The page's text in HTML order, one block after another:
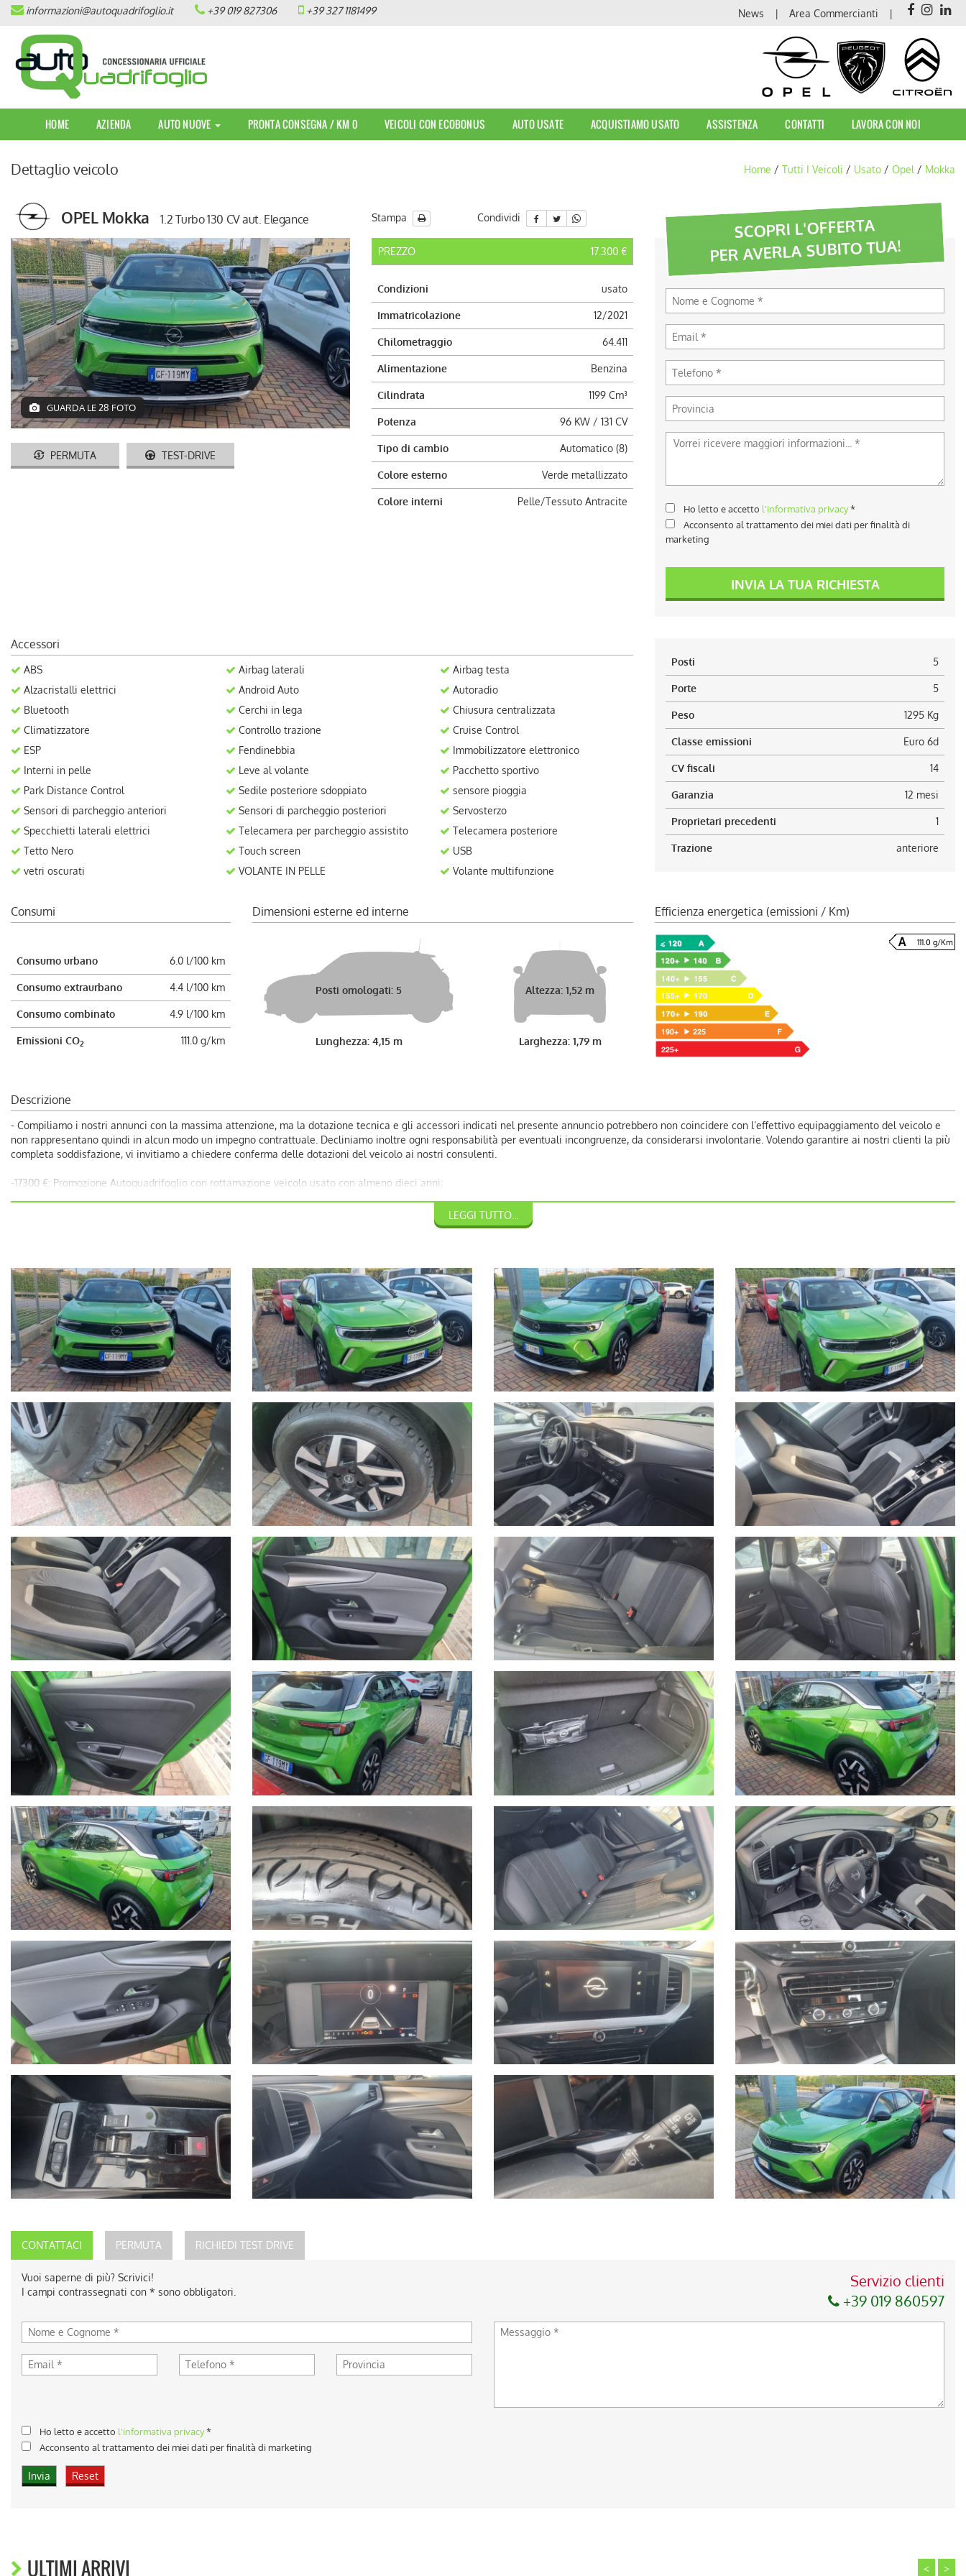
HOME
AZIENDA
OPEL
PEUGEOT
CITROEN
PRONTA CONSEGNA / KM 0
VEICOLI CON ECOBONUS
AUTO USATE
ACQUISTIAMO USATO
ASSISTENZA
CONTATTI
informazioni@autoquadrifoglio.it +39 019 827306 +39 327 1181499 News Area Commercianti
HOME AZIENDA AUTO NUOVE PRONTA CONSEGNA / KM 0 VEICOLI CON ECOBONUS AUTO USATE ACQUISTIAMO USATO ASSISTENZA CONTATTI LAVORA CON NOI
Dettaglio veicolo Home / Tutti I Veicoli / Usato / Opel / Mokka
OPEL Mokka 1.2 Turbo 130 CV aut. Elegance Stampa Condividi
GUARDA LE 28 FOTO
PERMUTA TEST-DRIVE
PREZZO 17.300 €
Condizioni usato
Immatricolazione 12/2021
Chilometraggio 64.411
Alimentazione Benzina
Cilindrata 1199 Cm³
Potenza 96 KW / 131 CV
Tipo di cambio Automatico (8)
Colore esterno Verde metallizzato
Colore interni Pelle/Tessuto Antracite
SCOPRI L'OFFERTA
PER AVERLA SUBITO TUA!
Ho letto e accetto l'informativa privacy*
Acconsento al trattamento dei miei dati per finalità di
marketing
INVIA LA TUA RICHIESTA
Accessori
ABS
Alzacristalli elettrici
Bluetooth
Climatizzatore
ESP
Interni in pelle
Park Distance Control
Sensori di parcheggio anteriori
Specchietti laterali elettrici
Tetto Nero
vetri oscurati
Airbag laterali
Android Auto
Cerchi in lega
Controllo trazione
Fendinebbia
Leve al volante
Sedile posteriore sdoppiato
Sensori di parcheggio posteriori
Telecamera per parcheggio assistito
Touch screen
VOLANTE IN PELLE
Airbag testa
Autoradio
Chiusura centralizzata
Cruise Control
Immobilizzatore elettronico
Pacchetto sportivo
sensore pioggia
Servosterzo
Telecamera posteriore
USB
Volante multifunzione
Posti 5
Porte 5
Peso 1295 Kg
Classe emissioni Euro 6d
CV fiscali 14
Garanzia 12 mesi
Proprietari precedenti 1
Trazione anteriore
Consumi
Consumo urbano 6.0 l/100 km
Consumo extraurbano 4.4 l/100 km
Consumo combinato 4.9 l/100 km
Emissioni CO2 111.0 g/km
Dimensioni esterne ed interne
Posti omologati: 5
Lunghezza: 4,15 m
Altezza: 1,52 m
Larghezza: 1,79 m
Efficienza energetica (emissioni / Km)
111.0 g/Km
Descrizione
- Compiliamo i nostri annunci con la massima attenzione, ma la dotazione tecnica e gli accessori indicati nel presente annuncio potrebbero non coincidere con l’effettivo equipaggiamento del veicolo e
non rappresentano quindi in alcun modo un impegno contrattuale. Decliniamo inoltre ogni responsabilità per eventuali incongruenze, da considerarsi involontarie. Volendo garantire ai nostri clienti la più
completa soddisfazione, vi invitiamo a chiedere conferma delle dotazioni del veicolo ai nostri consulenti.
-17300 €: Promozione Autoquadrifoglio con rottamazione veicolo usato con almeno dieci anni;
- CHILOMETRAGGIO CERTIFICATO.
- La vettura si trova presso la nostra sede in Via Braja 48r Savona, telefono 389.898.1300.
Chatta con noi su Whatsapp o chiamaci per prendere un appuntamento: solo così potremo offrirti la certezza che il veicolo sia disponibile per essere visto e provato.
- Seguici anche su Facebook: www.facebook.com/Autoquadrifoglio
- 12 MESI di garanzia MAPFRE a chilometraggio illimitato compresa.
sostitutiva se la vostra vettura rimane ferma più di 8 ore in officina.
- Possibilità di estensione della garanzia di ulteriori 12 mesi.
- Possibilità di finanziamenti personalizzati, assicurazioni furto & incendio, kasko, eventi naturali a prezzi estremamente vantaggiosi.
- Su ogni nostro veicolo vengono eseguiti più di 50 controlli prima della consegna.
- In caso di veicoli da dare in permuta, si prega di inviare un messaggio su Whatsapp al numero 389.535.7225 specificando marca, modello, anno di immatricolazione, km percorsi, eventuali interventi
eseguiti e veicolo di interesse.
Sono inoltre necessarie fotografie dettagliate della vettura posseduta. I nostri consulenti risponderanno indicando una prima valutazione indicativa migliroabile di persona.
- Il Gruppo Autoquadrifoglio è concessionaria ufficiale Opel per la vendita di autoveicoli e veicoli industriali dal 1978. Nel 2000 ha ampliato la gamma di servizi per i clienti con una moderna autofficina
meccanica.
Nel 2004 comincia l’avventura “Outlet dell’auto”, per la commercializzazione di veicoli d’occasione garantiti di tutte le marche.
Nel 2015 diventa nuova e unica concessionaria per la provincia di Savona del brand Hyundai, aprendo una nuova sede in via Braja 48r a Savona.
Oggi Autoquadrifoglio è anche concessionaria ufficiale per la provincia di Savona dei brand Peugeot e Citroen, con sede in Via Nizza 18 a Savona.
- Le immagini possono differire dalla vettura reale in stock oggetto dell'offerta.
LEGGI TUTTO...
CONTATTACI PERMUTA RICHIEDI TEST DRIVE
Vuoi saperne di più? Scrivici!
I campi contrassegnati con * sono obbligatori.
Servizio clienti
+39 019 860597
Ho letto e accetto l'informativa privacy*
Acconsento al trattamento dei miei dati per finalità di marketing
ULTIMI ARRIVI < >